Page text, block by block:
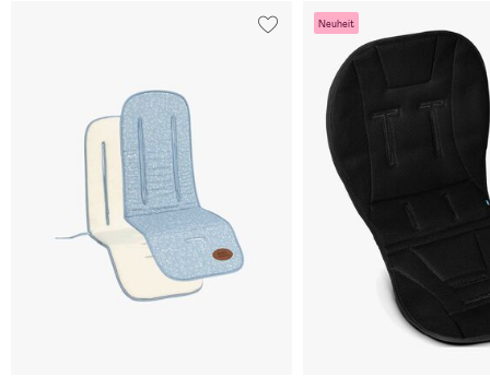
Neuheit